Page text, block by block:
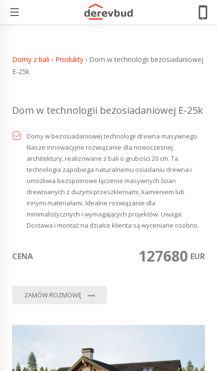
Dom w technologii bezosiadaniowej E-25k
Domy z bali › Produkty › Dom w technologii bezosiadaniowej
E-25k
Dom w technologii bezosiadaniowej E-25k
Domy w bezosiadaniowej technologii drewna masywnego.
Nasze innowacyjne rozwiązanie dla nowoczesnej
architektury, realizowane z bali o grubości 20 cm. Ta
technologia zapobiega naturalnemu osiadaniu drewna i
umożliwia bezspoinowe łączenie masywnych ścian
drewnianych z dużymi przeszkleniami, kamieniem lub
innymi materiałami. Idealne rozwiązanie dla
minimalistycznych i wymagających projektów. Uwaga:
Dostawa i montaż na działce klienta są wyceniane osobno.
CENA 127680 EUR
ZAMÓW ROZMOWĘ